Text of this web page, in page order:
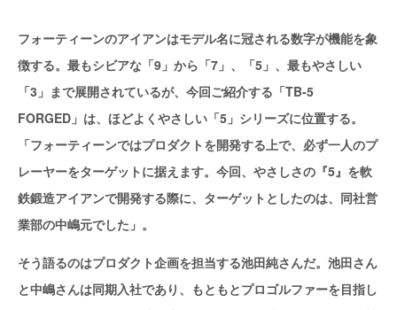
フォーティーンのアイアンはモデル名に冠される数字が機能を象
徴する。最もシビアな「9」から「7」、「5」、最もやさしい
「3」まで展開されているが、今回ご紹介する「TB‐5
FORGED」は、ほどよくやさしい「5」シリーズに位置する。
「フォーティーンではプロダクトを開発する上で、必ず一人のプ
レーヤーをターゲットに据えます。今回、やさしさの『5』を軟
鉄鍛造アイアンで開発する際に、ターゲットとしたのは、同社営
業部の中嶋元でした」。
そう語るのはプロダクト企画を担当する池田純さんだ。池田さん
と中嶋さんは同期入社であり、もともとプロゴルファーを目指し